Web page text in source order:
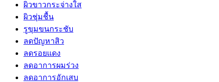
ผิวขาวกระจ่างใส
ผิวชุ่มชื้น
รูขุมขนกระชับ
ลดปัญหาสิว
ลดรอยแดง
ลดอาการผมร่วง
ลดอาการอักเสบ